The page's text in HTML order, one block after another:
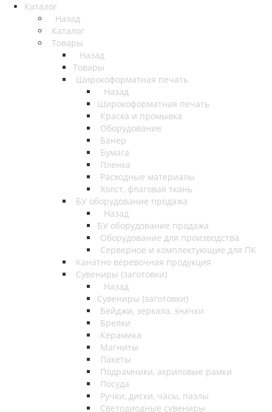
Каталог
Назад
Каталог
Товары
Назад
Товары
Широкоформатная печать
Назад
Широкоформатная печать
Краска и промывка
Оборудование
Банер
Бумага
Пленка
Расходные материалы
Холст, флаговая ткань
БУ оборудование продажа
Назад
БУ оборудование продажа
Оборудование для производства
Серверное и комплектующие для ПК
Канатно веревочная продукция
Сувениры (заготовки)
Назад
Сувениры (заготовки)
Бейджи, зеркала, значки
Брелки
Керамика
Магниты
Пакеты
Подрамники, акриловые рамки
Посуда
Ручки, диски, часы, пазлы
Светодиодные сувениры